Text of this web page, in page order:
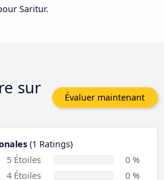
Saritur.
sur
Évaluer maintenant
(1 Ratings)
5 Étoiles
0 %
4 Étoiles
0 %